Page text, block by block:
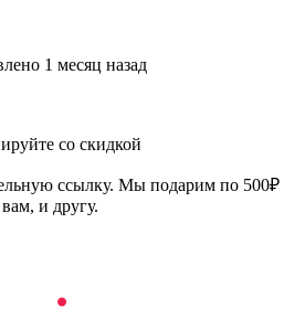
1 месяц назад
со скидкой
ссылку. Мы подарим по 500₽
и другу.